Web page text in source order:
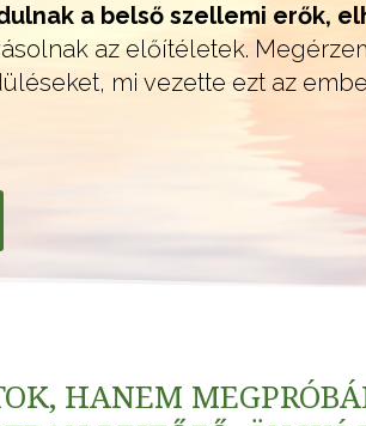
a belső szellemi erők,
az előítéletek.
mi vezette ezt az
HANEM